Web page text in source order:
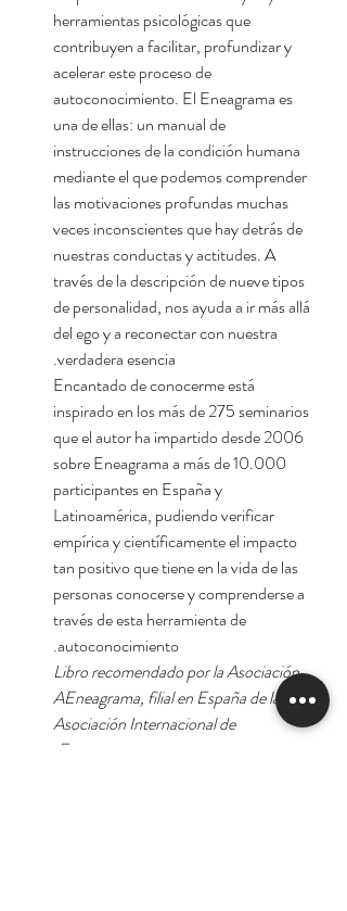
herramientas psicológicas que
contribuyen a facilitar, profundizar y
acelerar este proceso de
autoconocimiento. El Eneagrama es
una de ellas: un manual de
instrucciones de la condición humana
mediante el que podemos comprender
las motivaciones profundas muchas
veces inconscientes que hay detrás de
nuestras conductas y actitudes. A
través de la descripción de nueve tipos
de personalidad, nos ayuda a ir más allá
del ego y a reconectar con nuestra
verdadera esencia.
Encantado de conocerme está
inspirado en los más de 275 seminarios
que el autor ha impartido desde 2006
sobre Eneagrama a más de 10.000
participantes en España y
Latinoamérica, pudiendo verificar
empírica y científicamente el impacto
tan positivo que tiene en la vida de las
personas conocerse y comprenderse a
través de esta herramienta de
autoconocimiento.
Libro recomendado por la Asociación
AEneagrama, filial en España de la
Asociación Internacional de
Eneagrama.